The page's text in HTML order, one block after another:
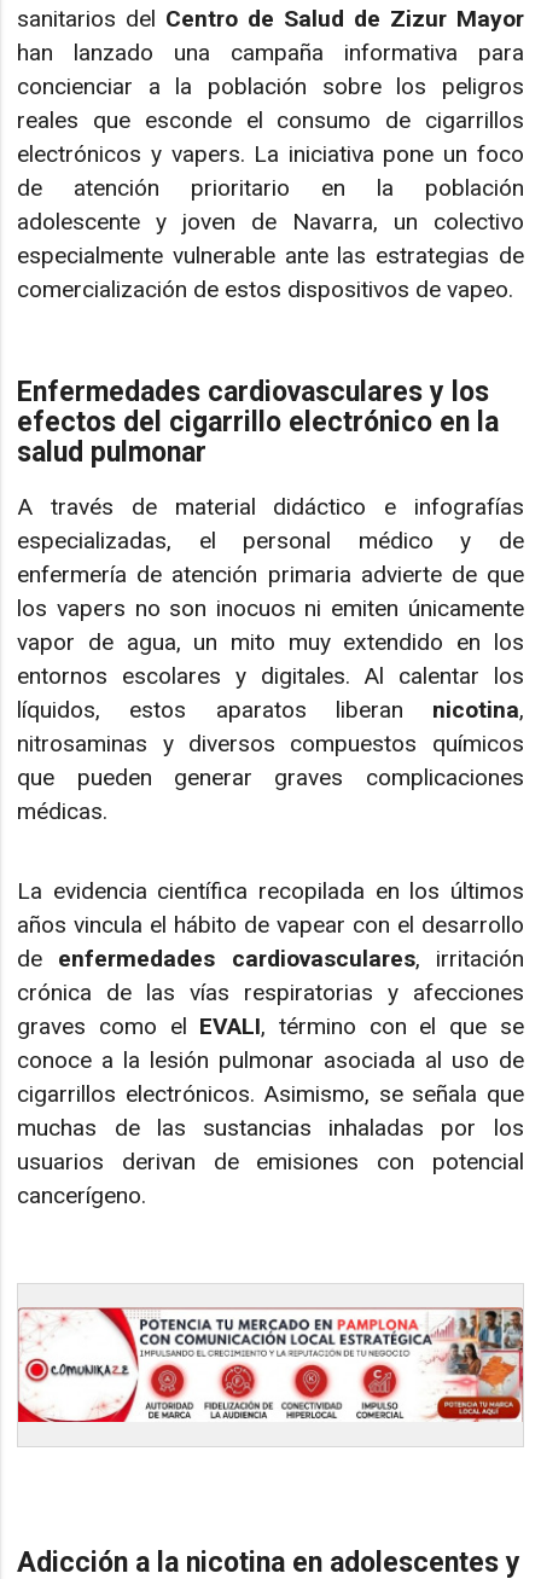
sanitarios del Centro de Salud de Zizur Mayor
han lanzado una campaña informativa para
concienciar a la población sobre los peligros
reales que esconde el consumo de cigarrillos
electrónicos y vapers. La iniciativa pone un foco
de atención prioritario en la población
adolescente y joven de Navarra, un colectivo
especialmente vulnerable ante las estrategias de
comercialización de estos dispositivos de vapeo.
Enfermedades cardiovasculares y los
efectos del cigarrillo electrónico en la
salud pulmonar
A través de material didáctico e infografías
especializadas, el personal médico y de
enfermería de atención primaria advierte de que
los vapers no son inocuos ni emiten únicamente
vapor de agua, un mito muy extendido en los
entornos escolares y digitales. Al calentar los
líquidos, estos aparatos liberan nicotina,
nitrosaminas y diversos compuestos químicos
que pueden generar graves complicaciones
médicas.
La evidencia científica recopilada en los últimos
años vincula el hábito de vapear con el desarrollo
de enfermedades cardiovasculares, irritación
crónica de las vías respiratorias y afecciones
graves como el EVALI, término con el que se
conoce a la lesión pulmonar asociada al uso de
cigarrillos electrónicos. Asimismo, se señala que
muchas de las sustancias inhaladas por los
usuarios derivan de emisiones con potencial
cancerígeno.
Adicción a la nicotina en adolescentes y